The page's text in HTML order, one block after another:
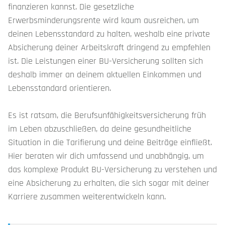
finanzieren kannst. Die gesetzliche
Erwerbsminderungsrente wird kaum ausreichen, um
deinen Lebensstandard zu halten, weshalb eine private
Absicherung deiner Arbeitskraft dringend zu empfehlen
ist. Die Leistungen einer BU-Versicherung sollten sich
deshalb immer an deinem aktuellen Einkommen und
Lebensstandard orientieren.
Es ist ratsam, die Berufsunfähigkeitsversicherung früh
im Leben abzuschließen, da deine gesundheitliche
Situation in die Tarifierung und deine Beiträge einfließt.
Hier beraten wir dich umfassend und unabhängig, um
das komplexe Produkt BU-Versicherung zu verstehen und
eine Absicherung zu erhalten, die sich sogar mit deiner
Karriere zusammen weiterentwickeln kann.